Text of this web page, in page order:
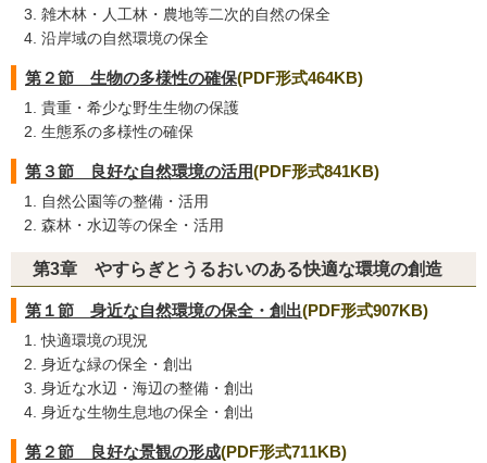
雑木林・人工林・農地等二次的自然の保全
沿岸域の自然環境の保全
第２節 生物の多様性の確保(PDF形式464KB)
貴重・希少な野生生物の保護
生態系の多様性の確保
第３節 良好な自然環境の活用(PDF形式841KB)
自然公園等の整備・活用
森林・水辺等の保全・活用
第3章 やすらぎとうるおいのある快適な環境の創造
第１節 身近な自然環境の保全・創出(PDF形式907KB)
快適環境の現況
身近な緑の保全・創出
身近な水辺・海辺の整備・創出
身近な生物生息地の保全・創出
第２節 良好な景観の形成(PDF形式711KB)